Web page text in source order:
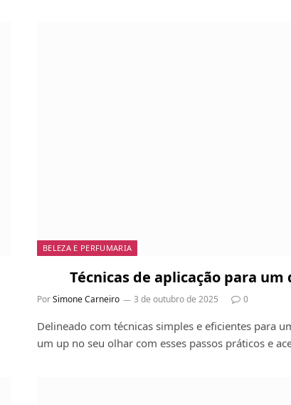
BELEZA E PERFUMARIA
Técnicas de aplicação para
PorSimone Carneiro 3 de outubro de 2025 0
Delineado com técnicas simples e eficientes para
um up no seu olhar com esses passos práticos e